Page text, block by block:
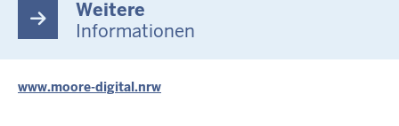
Weitere
Informationen
www.moore-digital.nrw